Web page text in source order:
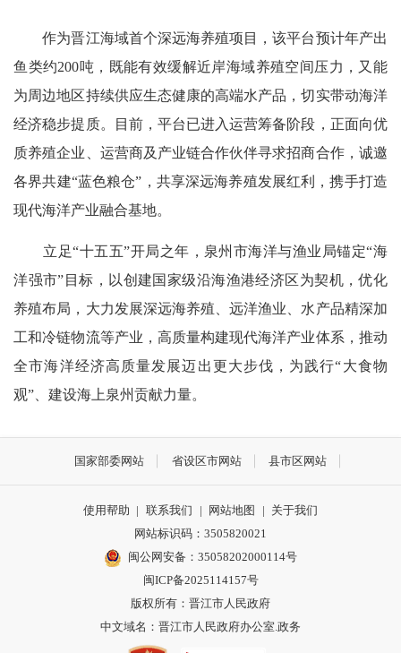
作为晋江海域首个深远海养殖项目，该平台预计年产出
鱼类约200吨，既能有效缓解近岸海域养殖空间压力，又能
为周边地区持续供应生态健康的高端水产品，切实带动海洋
经济稳步提质。目前，平台已进入运营筹备阶段，正面向优
质养殖企业、运营商及产业链合作伙伴寻求招商合作，诚邀
各界共建“蓝色粮仓”，共享深远海养殖发展红利，携手打造
现代海洋产业融合基地。
立足“十五五”开局之年，泉州市海洋与渔业局锚定“海
洋强市”目标，以创建国家级沿海渔港经济区为契机，优化
养殖布局，大力发展深远海养殖、远洋渔业、水产品精深加
工和冷链物流等产业，高质量构建现代海洋产业体系，推动
全市海洋经济高质量发展迈出更大步伐，为践行“大食物
观”、建设海上泉州贡献力量。
国家部委网站 省设区市网站 县市区网站
使用帮助 | 联系我们 | 网站地图 | 关于我们
网站标识码：3505820021
闽公网安备：35058202000114号
闽ICP备2025114157号
版权所有：晋江市人民政府
中文域名：晋江市人民政府办公室.政务